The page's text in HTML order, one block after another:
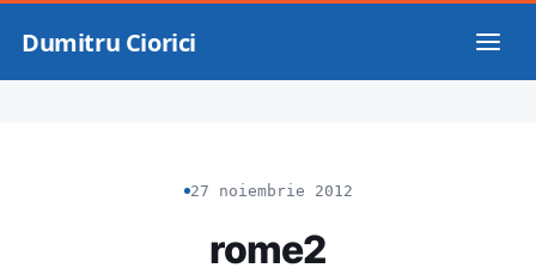
Dumitru Ciorici
27 noiembrie 2012
rome2